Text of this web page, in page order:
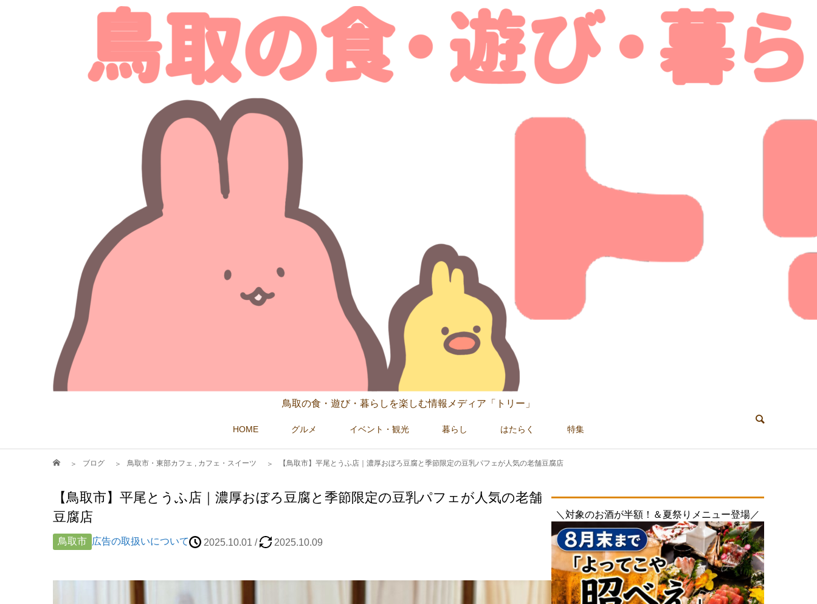
鳥取の食・遊び・暮らしを楽しむ情報メディア「トリー」
HOME グルメ イベント・観光 暮らし はたらく 特集
ブログ 鳥取市・東部カフェ , カフェ・スイーツ 【鳥取市】平尾とうふ店｜濃厚おぼろ豆腐と季節限定の豆乳パフェが人気の老舗豆腐店
【鳥取市】平尾とうふ店｜濃厚おぼろ豆腐と季節限定の豆乳パフェが人気の老舗
豆腐店
鳥取市 広告の取扱いについて 2025.10.01 / 2025.10.09
＼対象のお酒が半額！＆夏祭りメニュー登場／